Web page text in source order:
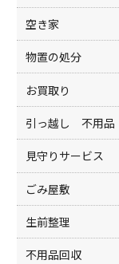
空き家
物置の処分
お買取り
引っ越し 不用品
見守りサービス
ごみ屋敷
生前整理
不用品回収